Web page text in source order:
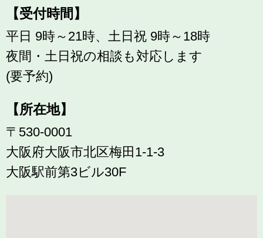
【受付時間】
平日 9時～21時、土日祝 9時～18時
夜間・土日祝の相談も対応します
(要予約)
【所在地】
〒530-0001
大阪府大阪市北区梅田1-1-3
大阪駅前第3ビル30F